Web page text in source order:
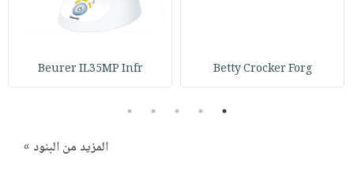
Betty Crocker Forg
Beurer IL35MP Infr
1
2
3
4
5
المزيد من البنود »